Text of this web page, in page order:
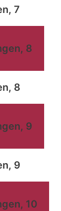
7
8
8
9
9
10